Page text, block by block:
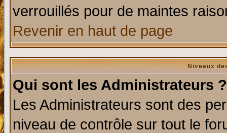
verrouillés pour de maintes
Revenir en haut de page
Niveaux
Qui sont les Administrateurs ?
Les Administrateurs sont des
niveau de contrôle sur tout le